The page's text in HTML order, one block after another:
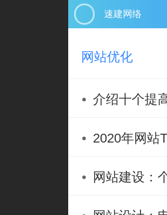
速建网络
网站优化
介绍十个提
2020年网站
网站建设：